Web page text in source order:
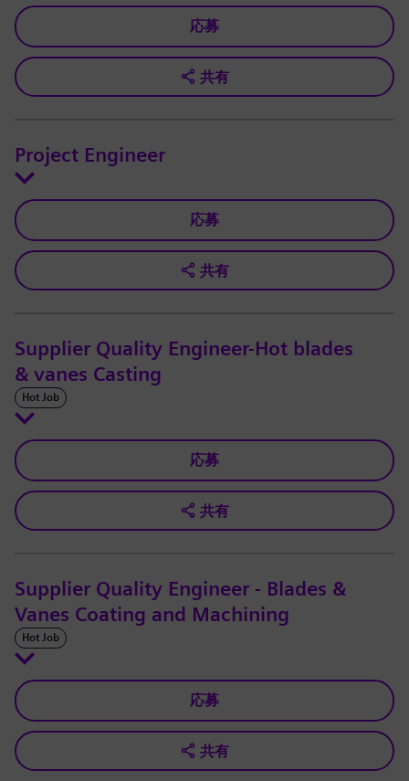
応募
共有
Project Engineer
応募
共有
Supplier Quality Engineer-Hot blades
& vanes Casting
Hot Job
応募
共有
Supplier Quality Engineer - Blades &
Vanes Coating and Machining
Hot Job
応募
共有